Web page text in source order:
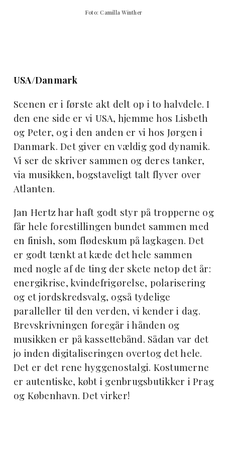
Foto: Camilla Winther
USA/Danmark
Scenen er i første akt delt op i to halvdele. I
den ene side er vi USA, hjemme hos Lisbeth
og Peter, og i den anden er vi hos Jørgen i
Danmark. Det giver en vældig god dynamik.
Vi ser de skriver sammen og deres tanker,
via musikken, bogstaveligt talt flyver over
Atlanten.
Jan Hertz har haft godt styr på tropperne og
får hele forestillingen bundet sammen med
en finish, som flødeskum på lagkagen. Det
er godt tænkt at kæde det hele sammen
med nogle af de ting der skete netop det år:
energikrise, kvindefrigørelse, polarisering
og et jordskredsvalg, også tydelige
paralleller til den verden, vi kender i dag.
Brevskrivningen foregår i hånden og
musikken er på kassettebånd. Sådan var det
jo inden digitaliseringen overtog det hele.
Det er det rene hyggenostalgi. Kostumerne
er autentiske, købt i genbrugsbutikker i Prag
og København. Det virker!